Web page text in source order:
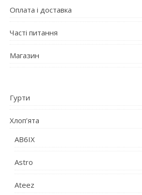
Оплата і доставка
Часті питання
Магазин
Гурти
Хлоп’ята
AB6IX
Astro
Ateez